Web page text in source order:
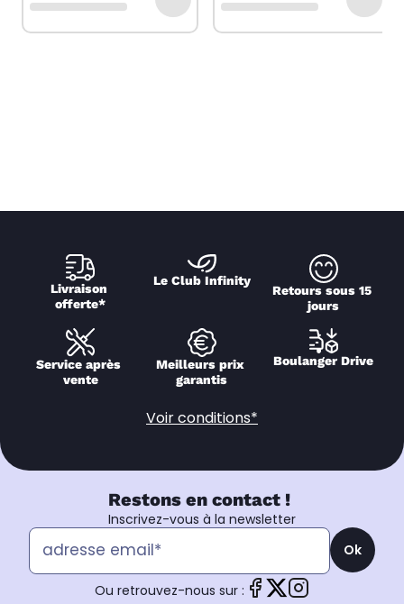
Livraison
offerte*
Le Club Infinity
Retours sous 15
jours
Service après
vente
Meilleurs prix
garantis
Boulanger Drive
Voir conditions*
Restons en contact !
Inscrivez-vous à la newsletter
Ok
Ou retrouvez-nous sur :